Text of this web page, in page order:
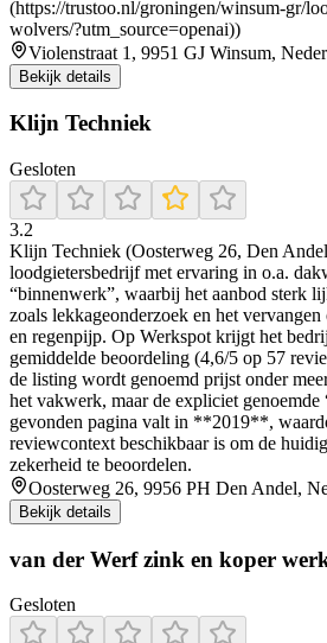
(https://trustoo.nl/groningen/winsum-gr/
wolvers/?utm_source=openai))
Violenstraat 1, 9951 GJ Winsum,
Bekijk details
Klijn Techniek
Gesloten
3.2
Klijn Techniek (Oosterweg 26, Den
loodgietersbedrijf met ervaring in o.a.
“binnenwerk”, waarbij het aanbod sterk
zoals lekkageonderzoek en het
en regenpijp. Op Werkspot krijgt het
gemiddelde beoordeling (4,6/5 op 57
de listing wordt genoemd prijst onder
het vakwerk, maar de expliciet genoemde
gevonden pagina valt in **2019**,
reviewcontext beschikbaar is om de
zekerheid te beoordelen.
Oosterweg 26, 9956 PH Den Andel,
Bekijk details
van der Werf zink en koper
Gesloten